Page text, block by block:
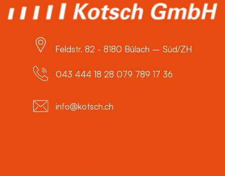
Feldstr. 82 - 8180 Bülach – Süd/ZH
043 444 18 28 079 789 17 36
info@kotsch.ch